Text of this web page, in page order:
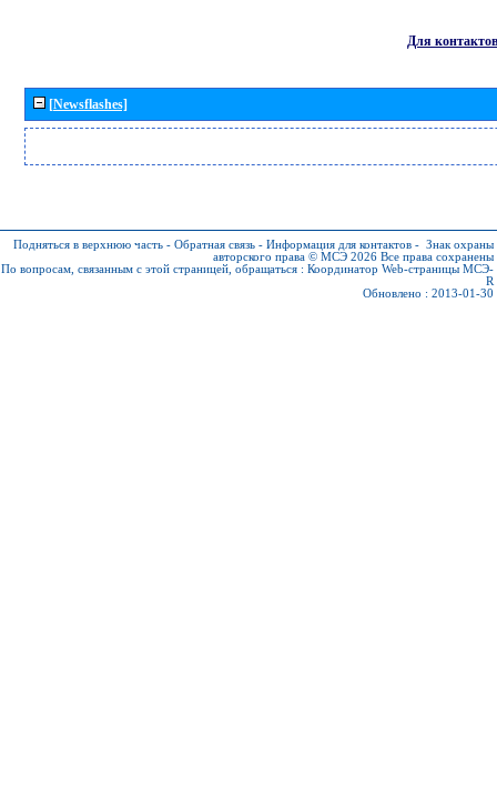
Для контактов
[Newsflashes]
Подняться в верхнюю часть - Обратная связь - Информация для контактов - Знак охраны
авторского права © МСЭ 2026 Все права сохранены
По вопросам, связанным с этой страницей, обращаться : Координатор Web-страницы МСЭ-
R
Обновлено : 2013-01-30